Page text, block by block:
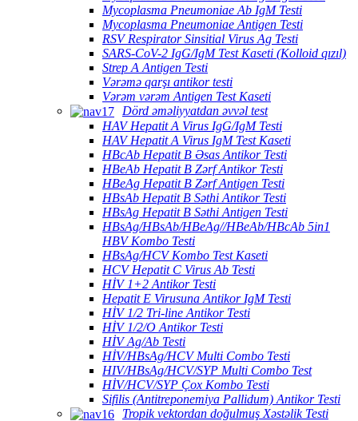
Mycoplasma Pneumoniae Ab IgM Testi
Mycoplasma Pneumoniae Antigen Testi
RSV Respirator Sinsitial Virus Ag Testi
SARS-CoV-2 IgG/IgM Test Kaseti (Kolloid qızıl)
Strep A Antigen Testi
Vərəmə qarşı antikor testi
Vərəm vərəm Antigen Test Kaseti
Dörd əməliyyatdan əvvəl test
HAV Hepatit A Virus IgG/IgM Testi
HAV Hepatit A Virus IgM Test Kaseti
HBcAb Hepatit B Əsas Antikor Testi
HBeAb Hepatit B Zərf Antikor Testi
HBeAg Hepatit B Zərf Antigen Testi
HBsAb Hepatit B Səthi Antikor Testi
HBsAg Hepatit B Səthi Antigen Testi
HBsAg/HBsAb/HBeAg//HBeAb/HBcAb 5in1
HBV Kombo Testi
HBsAg/HCV Kombo Test Kaseti
HCV Hepatit C Virus Ab Testi
HİV 1+2 Antikor Testi
Hepatit E Virusuna Antikor IgM Testi
HİV 1/2 Tri-line Antikor Testi
HİV 1/2/O Antikor Testi
HİV Ag/Ab Testi
HİV/HBsAg/HCV Multi Combo Testi
HIV/HBsAg/HCV/SYP Multi Combo Test
HİV/HCV/SYP Çox Kombo Testi
Sifilis (Antitreponemiya Pallidum) Antikor Testi
Tropik vektordan doğulmuş Xəstəlik Testi